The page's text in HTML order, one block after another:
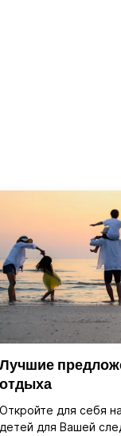
Лучшие
отдыха
Откройте для себя
детей для Вашей